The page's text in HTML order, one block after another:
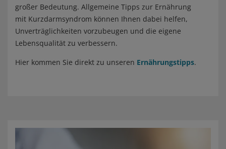
großer Bedeutung. Allgemeine Tipps zur Ernährung
mit Kurzdarmsyndrom können Ihnen dabei helfen,
Unverträglichkeiten vorzubeugen und die eigene
Lebensqualität zu verbessern.
Hier kommen Sie direkt zu unseren Ernährungstipps.